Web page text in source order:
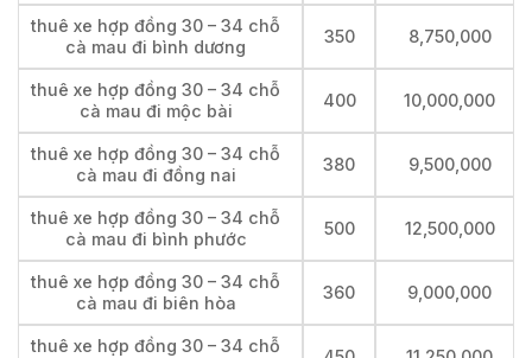
thuê xe hợp đồng 30 – 34 chỗ
cà mau đi bình dương
350 8,750,000
thuê xe hợp đồng 30 – 34 chỗ
cà mau đi mộc bài
400 10,000,000
thuê xe hợp đồng 30 – 34 chỗ
cà mau đi đồng nai
380 9,500,000
thuê xe hợp đồng 30 – 34 chỗ
cà mau đi bình phước
500 12,500,000
thuê xe hợp đồng 30 – 34 chỗ
cà mau đi biên hòa
360 9,000,000
thuê xe hợp đồng 30 – 34 chỗ